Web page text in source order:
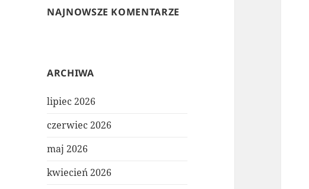
NAJNOWSZE KOMENTARZE
ARCHIWA
lipiec 2026
czerwiec 2026
maj 2026
kwiecień 2026